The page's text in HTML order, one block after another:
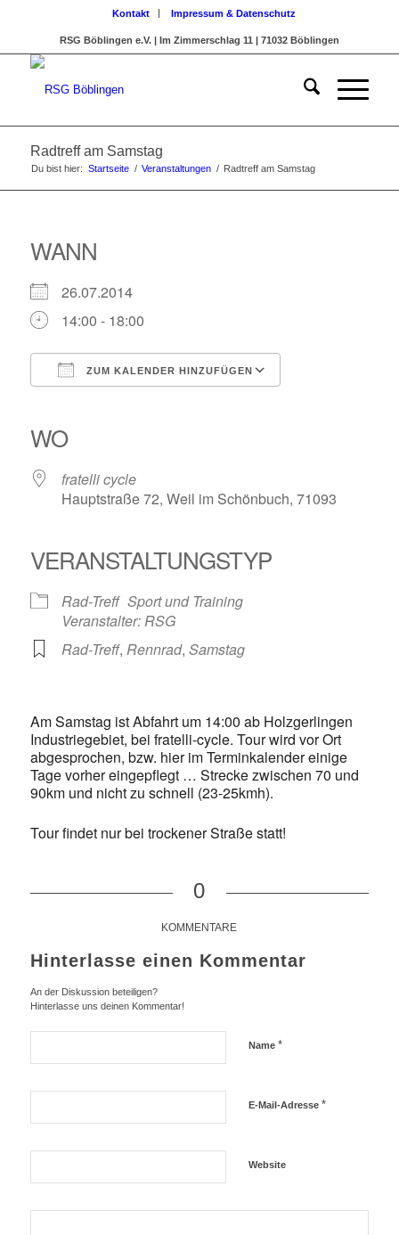
Kontakt Impressum & Datenschutz
RSG Böblingen e.V. | Im Zimmerschlag 11 | 71032 Böblingen
Radtreff am Samstag
Du bist hier: Startseite / Veranstaltungen / Radtreff am Samstag
WANN
26.07.2014
14:00 - 18:00
ZUM KALENDER HINZUFÜGEN
WO
fratelli cycle
Hauptstraße 72, Weil im Schönbuch, 71093
VERANSTALTUNGSTYP
Rad-Treff Sport und Training
Veranstalter: RSG
Rad-Treff, Rennrad, Samstag
Am Samstag ist Abfahrt um 14:00 ab Holzgerlingen
Industriegebiet, bei fratelli-cycle. Tour wird vor Ort
abgesprochen, bzw. hier im Terminkalender einige
Tage vorher eingepflegt … Strecke zwischen 70 und
90km und nicht zu schnell (23-25kmh).
Tour findet nur bei trockener Straße statt!
0
KOMMENTARE
Hinterlasse einen Kommentar
An der Diskussion beteiligen?
Hinterlasse uns deinen Kommentar!
Name *
E-Mail-Adresse *
Website